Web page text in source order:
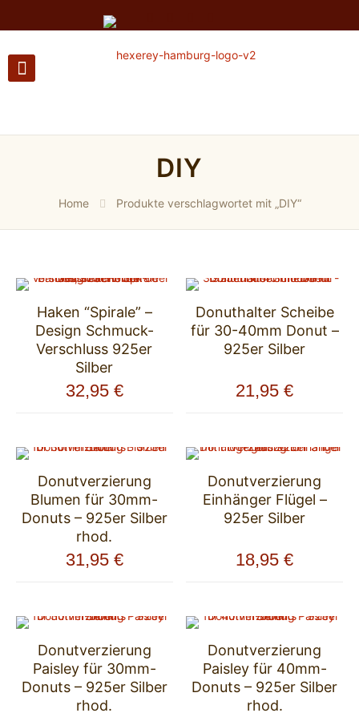
DIY
Home Produkte verschlagwortet mit „DIY“
Haken “Spirale” –
Design Schmuck-
Verschluss 925er
Silber
32,95 €
Donuthalter Scheibe
für 30-40mm Donut –
925er Silber
21,95€
Donutverzierung
Blumen für 30mm-
Donuts – 925er Silber
rhod.
31,95 €
Donutverzierung
Einhänger Flügel –
925er Silber
18,95€
Donutverzierung
Paisley für 30mm-
Donuts – 925er Silber
rhod.
Donutverzierung
Paisley für 40mm-
Donuts – 925er Silber
rhod.